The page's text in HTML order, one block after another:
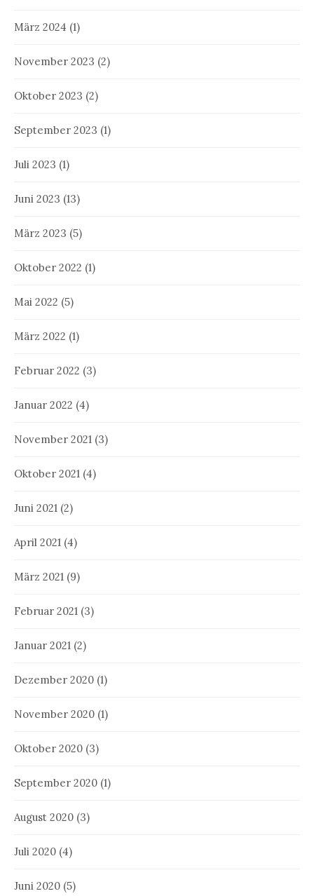
März 2024 (1)
November 2023 (2)
Oktober 2023 (2)
September 2023 (1)
Juli 2023 (1)
Juni 2023 (13)
März 2023 (5)
Oktober 2022 (1)
Mai 2022 (5)
März 2022 (1)
Februar 2022 (3)
Januar 2022 (4)
November 2021 (3)
Oktober 2021 (4)
Juni 2021 (2)
April 2021 (4)
März 2021 (9)
Februar 2021 (3)
Januar 2021 (2)
Dezember 2020 (1)
November 2020 (1)
Oktober 2020 (3)
September 2020 (1)
August 2020 (3)
Juli 2020 (4)
Juni 2020 (5)